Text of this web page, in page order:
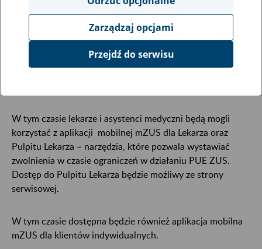
serwisowych, w poniedziałek -
19 sierpnia od godziny 20:00 do godziny 23:00
wystąpią ograniczenia w dostępie do portalu
Platformy Usług Elektronicznych ZUS i wszystkich
W tym czasie lekarze i asystenci medyczni będą mogli
korzystać z aplikacji mobilnej mZUS dla Lekarza oraz
Pulpitu Lekarza – narzędzia, które pozwala wystawiać
zwolnienia w czasie ograniczeń w działaniu PUE ZUS.
Dostęp do Pulpitu Lekarza będzie możliwy ze strony
serwisowej.
W tym czasie dostępna będzie również aplikacja mobilna
mZUS dla klientów indywidualnych.
Zarządzaj opcjami
Przejdź do serwisu